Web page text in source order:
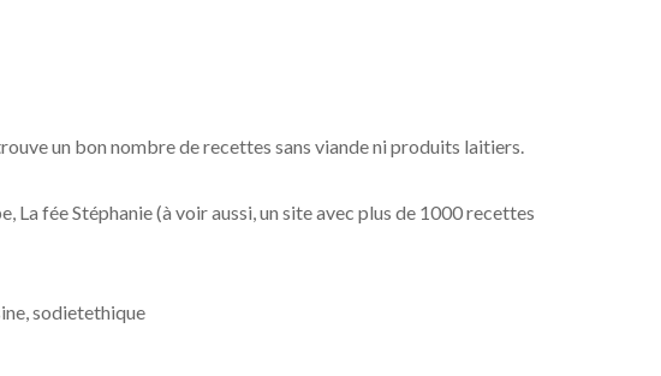
un bon nombre de recettes sans viande ni produits laitiers.
La fée Stéphanie (à voir aussi, un site avec plus de 1000 recettes
sodietethique